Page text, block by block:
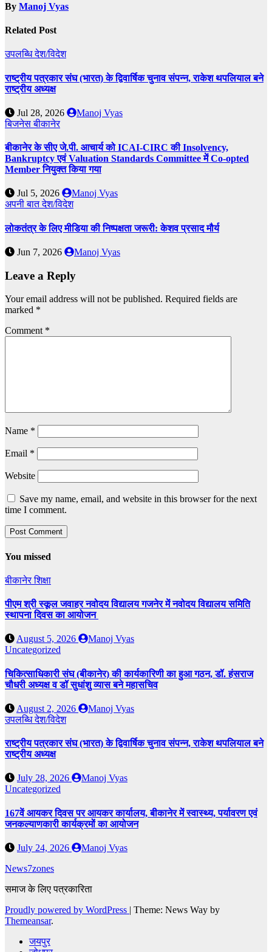
By Manoj Vyas
Related Post
उपलब्धिदेश/विदेश
राष्ट्रीय पत्रकार संघ (भारत) के द्विवार्षिक चुनाव संपन्न, राकेश थपलियाल बने
राष्ट्रीय अध्यक्ष
Jul 28, 2026
Manoj Vyas
बिजनेसबीकानेर
बीकानेर के सीए जे.पी. आचार्य को ICAI-CIRC की Insolvency,
Bankruptcy एवं Valuation Standards Committee में Co-opted
Member नियुक्त किया गया
Jul 5, 2026
Manoj Vyas
अपनी बातदेश/विदेश
लोकतंत्र के लिए मीडिया की निष्पक्षता जरूरी: केशव प्रसाद मौर्य
Jun 7, 2026 Manoj Vyas
Leave a Reply
Your email address will not be published. Required fields are
marked *
Comment *
Name *
Email *
Website
Save my name, email, and website in this browser for the next
time I comment.
You missed
बीकानेरशिक्षा
पीएम श्री स्कूल जवाहर नवोदय विद्यालय गजनेर में नवोदय विद्यालय समिति
स्थापना दिवस का आयोजन
August 5, 2026
Manoj Vyas
Uncategorized
चिकित्साधिकारी संघ (बीकानेर) की कार्यकारिणी का हुआ गठन, डॉ. हंसराज
चौधरी अध्यक्ष व डॉ सुधांशु व्यास बने महासचिव
August 2, 2026
Manoj Vyas
उपलब्धिदेश/विदेश
राष्ट्रीय पत्रकार संघ (भारत) के द्विवार्षिक चुनाव संपन्न, राकेश थपलियाल बने
राष्ट्रीय अध्यक्ष
July 28, 2026
Manoj Vyas
Uncategorized
167वें आयकर दिवस पर आयकर कार्यालय, बीकानेर में स्वास्थ्य, पर्यावरण एवं
जनकल्याणकारी कार्यक्रमों का आयोजन
July 24, 2026
Manoj Vyas
News7zones
समाज के लिए पत्रकारिता
Proudly powered by WordPress | Theme: News Way by
Themeansar.
जयपुर